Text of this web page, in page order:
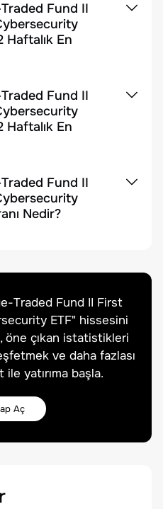
Fund II
Haftalık En
Fund II
Haftalık En
Fund II
Nedir?
Traded Fund II First
ETF" hissesini
öne çıkan istatistikleri
ve daha fazlası
yatırıma başla.
Aç